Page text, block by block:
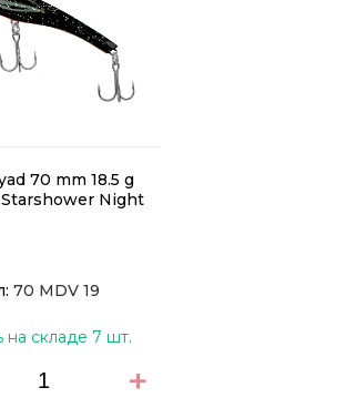
70 mm 18.5 g
Starshower Night
70 MDV 19
на складе 7 шт.
+